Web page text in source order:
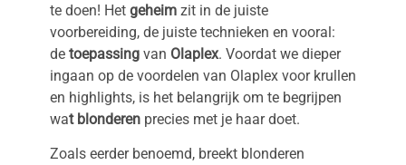
te doen! Het geheim zit in de juiste
voorbereiding, de juiste technieken en vooral:
de toepassing van Olaplex. Voordat we dieper
ingaan op de voordelen van Olaplex voor krullen
en highlights, is het belangrijk om te begrijpen
wat blonderen precies met je haar doet.
Zoals eerder benoemd, breekt blonderen